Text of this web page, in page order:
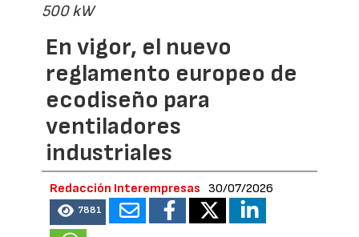
500 kW
En vigor, el nuevo
reglamento europeo de
ecodiseño para
ventiladores
industriales
Redacción Interempresas 30/07/2026
7881